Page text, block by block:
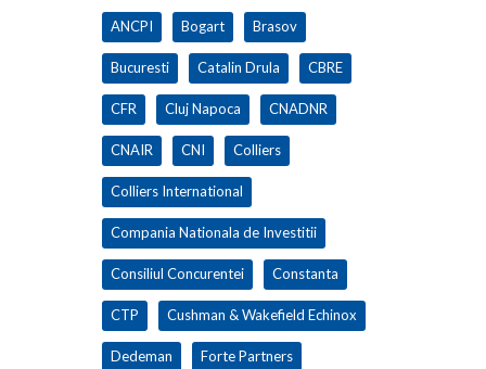
ANCPI Bogart Brasov
Bucuresti Catalin Drula CBRE
CFR Cluj Napoca CNADNR
CNAIR CNI Colliers
Colliers International
Compania Nationala de Investitii
Consiliul Concurentei Constanta
CTP Cushman & Wakefield Echinox
Dedeman Forte Partners